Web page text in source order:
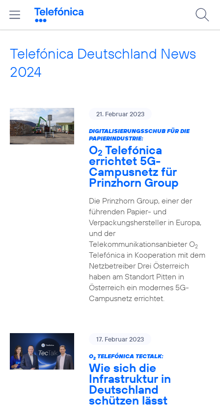
Telefónica Deutschland News
2024
21. Februar 2023
DIGITALISIERUNGSSCHUB FÜR DIE
PAPIERINDUSTRIE:
O2 Telefónica
errichtet 5G-
Campusnetz für
Prinzhorn Group
Die Prinzhorn Group, einer der
führenden Papier- und
Verpackungshersteller in Europa,
und der
Telekommunikationsanbieter O2
Telefónica in Kooperation mit dem
Netzbetreiber Drei Österreich
haben am Standort Pitten in
Österreich ein modernes 5G-
Campusnetz errichtet.
17. Februar 2023
O2TELEFÓNICA TECTALK:
Wie sich die
Infrastruktur in
Deutschland
schützen lässt